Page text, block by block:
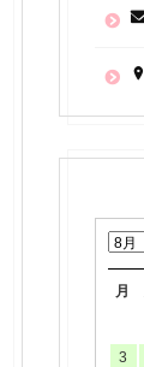
月
3